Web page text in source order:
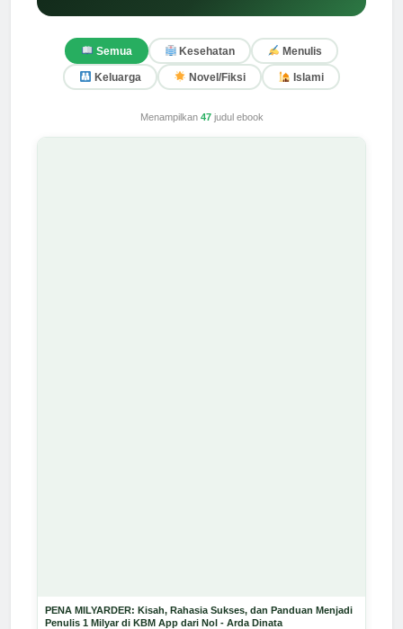
Semua Kesehatan Menulis
Keluarga Novel/Fiksi Islami
Menampilkan 47judul ebook
PENA MILYARDER: Kisah, Rahasia Sukses, dan Panduan Menjadi
Penulis 1 Milyar di KBM App dari Nol - Arda Dinata